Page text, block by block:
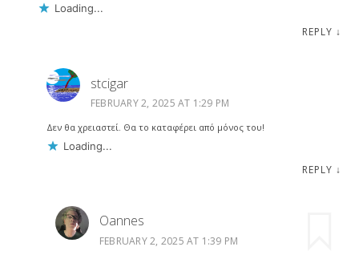
Loading...
REPLY ↓
stcigar
FEBRUARY 2, 2025 AT 1:29 PM
Δεν θα χρειαστεί. Θα το καταφέρει από μόνος του!
Loading...
REPLY ↓
Oannes
FEBRUARY 2, 2025 AT 1:39 PM